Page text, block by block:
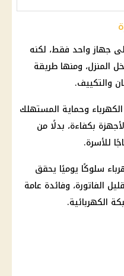
جهاز واحد فقط، لكنه
المنزل، ومنها طريقة
والتكييف.
وحماية المستهلك
بكفاءة، بدلًا من
للأسرة.
سلوكًا يوميًا يحقق
الفاتورة، وفائدة عامة
الكهربائية.